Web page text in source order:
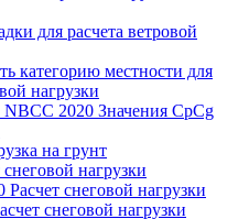
для расчета ветровой
категорию местности для
нагрузки
2020 Значения CpCg
на грунт
нагрузки
снеговой нагрузки
снеговой нагрузки